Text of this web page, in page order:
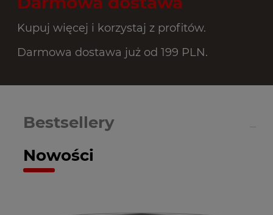
Kupuj więcej i korzystaj z profitów.
Darmowa dostawa już od 199 PLN.
Nowości
Bestsellery